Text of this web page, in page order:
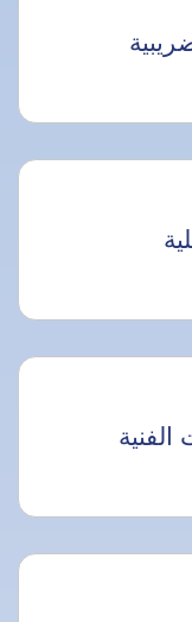
الفنية